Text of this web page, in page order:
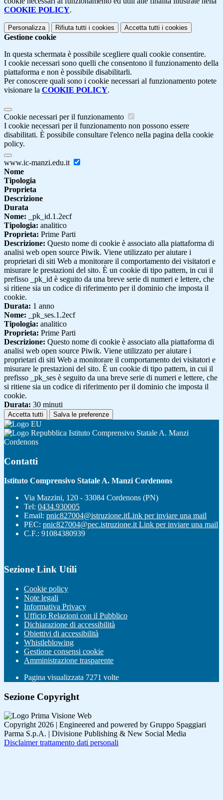
COOKIE POLICY.
Personalizza Rifiuta tutti i cookies Accetta tutti i cookies
Gestione cookie
In questa schermata è possibile scegliere quali cookie consentire.
I cookie necessari sono quelli che consentono il funzionamento della
piattaforma e non è possibile disabilitarli.
Per conoscere quali sono i cookie necessari al funzionamento potete
visionare la COOKIE POLICY.
Cookie necessari per il funzionamento
I cookie necessari per il funzionamento non possono essere
disabilitati. È possibile consultare l'elenco nella pagina della cookie
policy.
www.ic-manzi.edu.it
Nome
Tipologia
Proprieta
Descrizione
Durata
Nome: _pk_id.1.2ecf
Tipologia: analitico
Proprieta: Prime Parti
Descrizione: Questo nome di cookie è associato alla piattaforma di
analisi web open source Piwik. Viene utilizzato per aiutare i
proprietari di siti Web a monitorare il comportamento dei visitatori e
misurare le prestazioni del sito. È un cookie di tipo pattern, in cui il
prefisso _pk_id è seguito da una breve serie di numeri e lettere, che
si ritiene sia un codice di riferimento per il dominio che imposta il
cookie.
Durata: 1 anno
Nome: _pk_ses.1.2ecf
Tipologia: analitico
Proprieta: Prime Parti
Descrizione: Questo nome di cookie è associato alla piattaforma di
analisi web open source Piwik. Viene utilizzato per aiutare i
proprietari di siti Web a monitorare il comportamento dei visitatori e
misurare le prestazioni del sito. È un cookie di tipo pattern, in cui il
prefisso _pk_ses è seguito da una breve serie di numeri e lettere, che
si ritiene sia un codice di riferimento per il dominio che imposta il
cookie.
Durata: 30 minuti
Accetta tutti Salva le preferenze
Istituto Comprensivo Statale A. Manzi
Cordenons
Contatti
Istituto Comprensivo Statale A. Manzi Cordenons
Via Mazzini, 120 - 33084 Cordenons (PN)
Tel: 0434.930005
Email: pnic827004@istruzione.itLink per inviare una mail
PEC: pnic827004@pec.istruzione.it Link per inviare una mail
C.F.: 91084380939
Sezione Link Utili
Cookie policy
Note legali
Informativa Privacy
Ufficio Relazioni con il Pubblico
Dichiarazione di accessibilità
Obiettivi di accessibilità
Whistleblowing
Gestione consensi cookie
Amministrazione trasparente
Pagina visualizzata 7271 volte
Sezione Copyright
Copyright 2026 | Engineered and powered by Gruppo Spaggiari
Parma S.p.A. | Divisione Publishing & New Social Media
Disclaimer trattamento dati personali